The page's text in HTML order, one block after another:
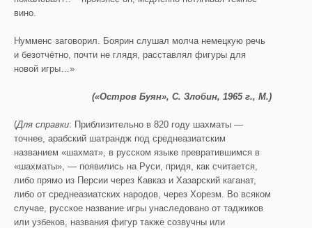
вино.
Нумменс заговорил. Боярин слушал молча немецкую речь
и безотчётно, почти не глядя, расставлял фигуры для
новой игры…»
(«Остров Буян», С. Злобин, 1965 г., М.)
(Для справки: Приблизительно в 820 году шахматы —
точнее, арабский шатрандж под среднеазиатским
названием «шахмат», в русском языке превратившимся в
«шахматы», — появились на Руси, придя, как считается,
либо прямо из Персии через Кавказ и Хазарский каганат,
либо от среднеазиатских народов, через Хорезм. Во всяком
случае, русское название игры унаследовано от таджиков
или узбеков, названия фигур также созвучны или